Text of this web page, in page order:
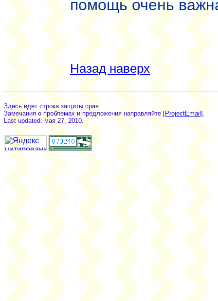
помощь очень
Назад наверх
Здесь идет строка защиты прав.
Замечания о проблемах и предложения направляйте [ProjectEmail].
Last updated: мая 27, 2010.